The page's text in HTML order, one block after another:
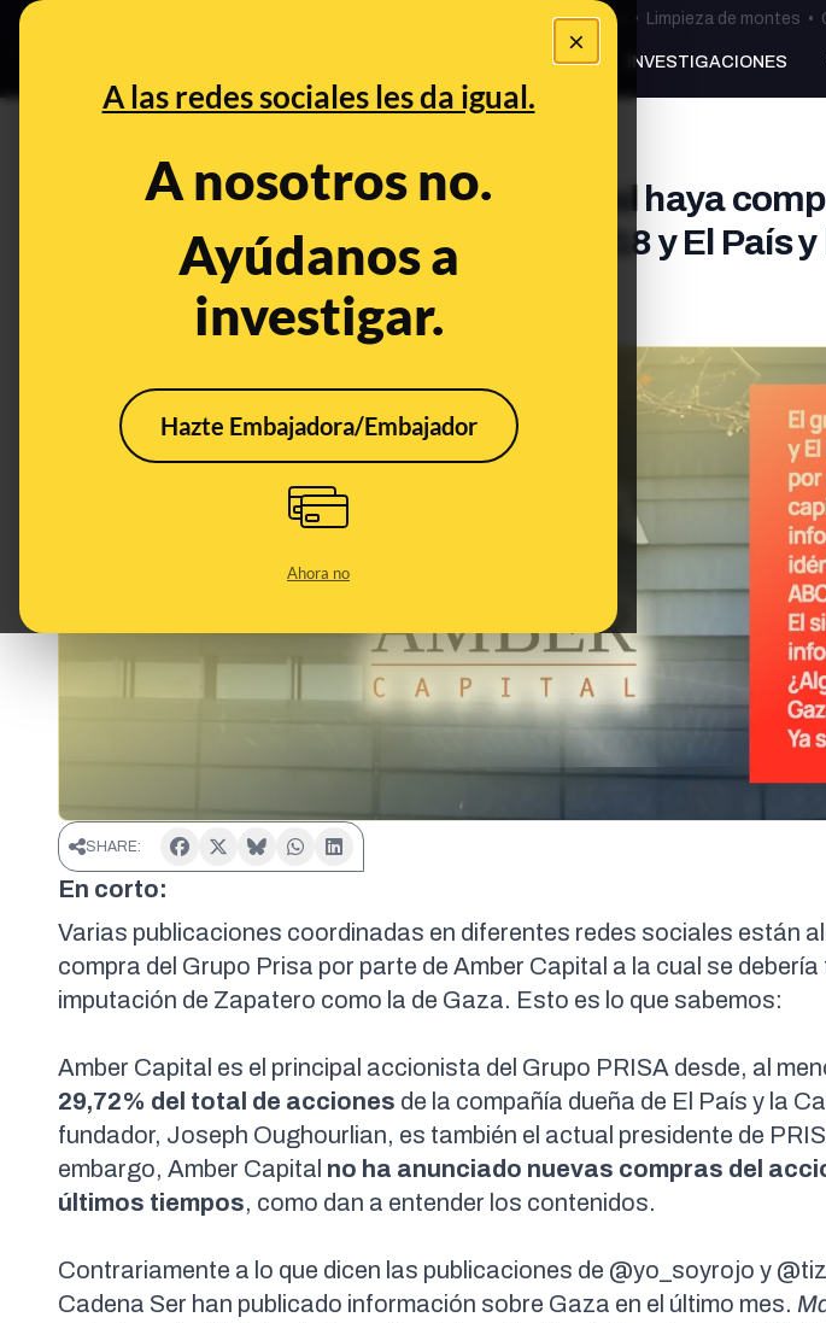
×
A las redes sociales les da igual.
A nosotros no.
Ayúdanos a
investigar.
Hazte Embajadora/Embajador
Ahora no
Bulos Ceuta • Limpieza de montes •
PREBUNKING INVESTIGACIONES
Qué sabemos de que Amber Capital haya
es el principal accionista desde 2018 y El País
sobre Gaza
May 28, 2026, 4:26:37 PM
CONTEXTO
SHARE:
En corto:
Varias publicaciones coordinadas en diferentes redes sociales están
compra del Grupo Prisa por parte de Amber Capital a la cual se
imputación de Zapatero como la de Gaza. Esto es lo que sabemos:
Amber Capital es el principal accionista del Grupo PRISA desde, al
29,72% del total de acciones de la compañía dueña de El País y la
fundador, Joseph Oughourlian, es también el actual presidente de
embargo, Amber Capital no ha anunciado nuevas compras del
últimos tiempos, como dan a entender los contenidos.
Contrariamente a lo que dicen las publicaciones de @yo_soyrojo y
Cadena Ser han publicado información sobre Gaza en el último mes.